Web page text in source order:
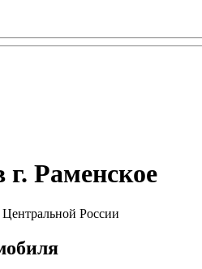
Раменское
России